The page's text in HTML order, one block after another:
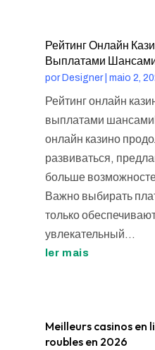
Рейтинг Онлайн
Выплатами
por Designer| maio 2,
Рейтинг онлайн
выплатами
онлайн казино
развиваться,
больше
Важно выбирать
только
увлекательный...
ler mais
Meilleurs casinos en
roubles en 2026